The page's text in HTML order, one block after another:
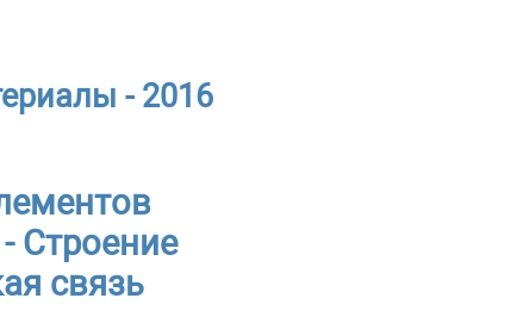
- 2016
Строение
связь